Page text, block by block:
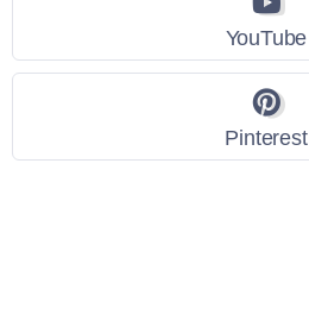
YouTube
Pinterest